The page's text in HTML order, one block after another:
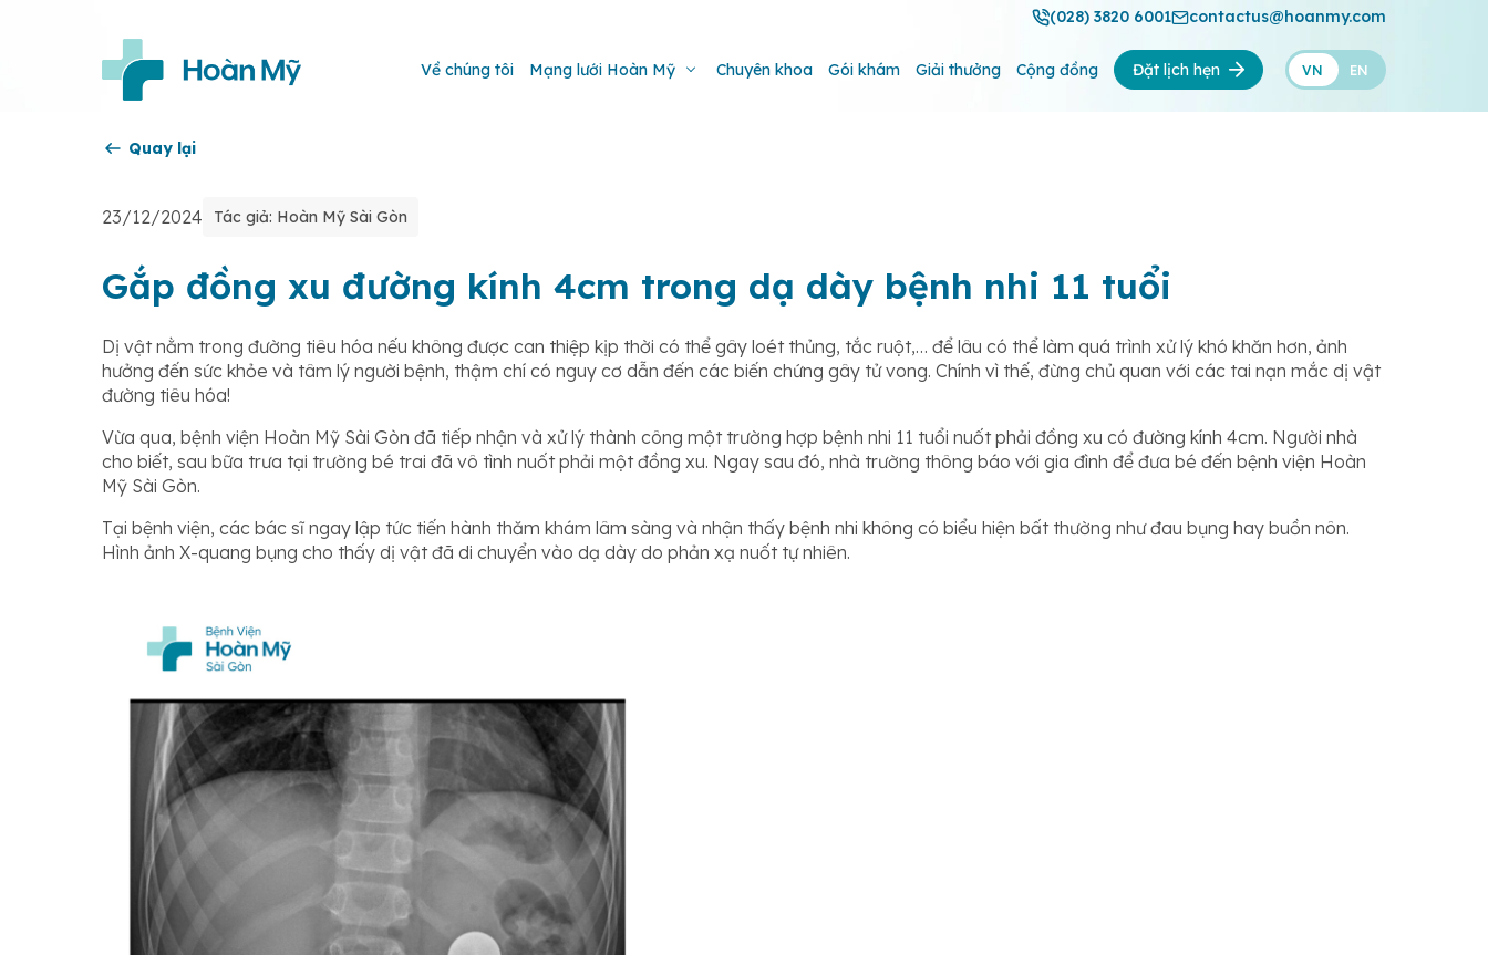
(028) 3820 6001 contactus@hoanmy.com
Về chúng tôi Mạng lưới Hoàn Mỹ Chuyên khoa Gói khám Giải thưởng Cộng đồng Đặt lịch hẹn VN EN
Quay lại
23/12/2024 Tác giả: Hoàn Mỹ Sài Gòn
Gắp đồng xu đường kính 4cm trong dạ dày bệnh nhi 11 tuổi
Dị vật nằm trong đường tiêu hóa nếu không được can thiệp kịp thời có thể gây loét thủng, tắc ruột,… để lâu có thể làm quá trình xử lý khó khăn hơn, ảnh
hưởng đến sức khỏe và tâm lý người bệnh, thậm chí có nguy cơ dẫn đến các biến chứng gây tử vong. Chính vì thế, đừng chủ quan với các tai nạn mắc dị vật
đường tiêu hóa!
Vừa qua, bệnh viện Hoàn Mỹ Sài Gòn đã tiếp nhận và xử lý thành công một trường hợp bệnh nhi 11 tuổi nuốt phải đồng xu có đường kính 4cm. Người nhà
cho biết, sau bữa trưa tại trường bé trai đã vô tình nuốt phải một đồng xu. Ngay sau đó, nhà trường thông báo với gia đình để đưa bé đến bệnh viện Hoàn
Mỹ Sài Gòn.
Tại bệnh viện, các bác sĩ ngay lập tức tiến hành thăm khám lâm sàng và nhận thấy bệnh nhi không có biểu hiện bất thường như đau bụng hay buồn nôn.
Hình ảnh X-quang bụng cho thấy dị vật đã di chuyển vào dạ dày do phản xạ nuốt tự nhiên.